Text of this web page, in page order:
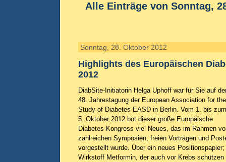
Alle Einträge von Sonntag,
Sonntag, 28. Oktober 2012
Highlights des Europäischen
2012
DiabSite-Initiatorin Helga Uphoff war für Sie auf
48. Jahrestagung der European Association for the
Study of Diabetes EASD in Berlin. Vom 1. bis zum
5. Oktober 2012 bot dieser große Europäische
Diabetes-Kongress viel Neues, das im Rahmen
zahlreichen Symposien, freien Vorträgen und
vorgestellt wurde. Über ein neues Positionspapier;
Wirkstoff Metformin, der auch vor Krebs schützen